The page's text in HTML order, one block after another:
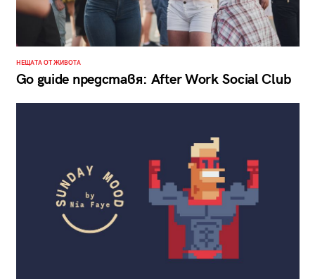
НЕЩАТА ОТ ЖИВОТА
Go guide представя: After Work Social Club